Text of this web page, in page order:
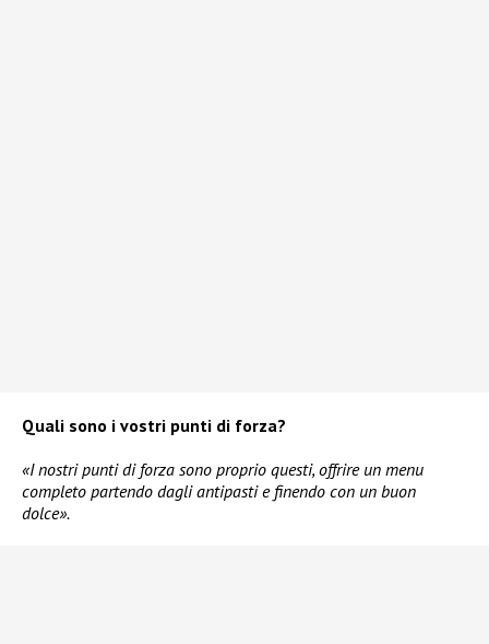
Quali sono i vostri punti di forza?
«I nostri punti di forza sono proprio questi, offrire un menu
completo partendo dagli antipasti e finendo con un buon
dolce».